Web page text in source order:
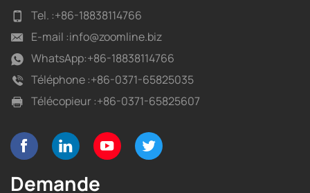
Tel. :+86-18838114766
E-mail :info@zoomline.biz
WhatsApp:+86-18838114766
Téléphone :+86-0371-65825035
Télécopieur :+86-0371-65825607
Demande